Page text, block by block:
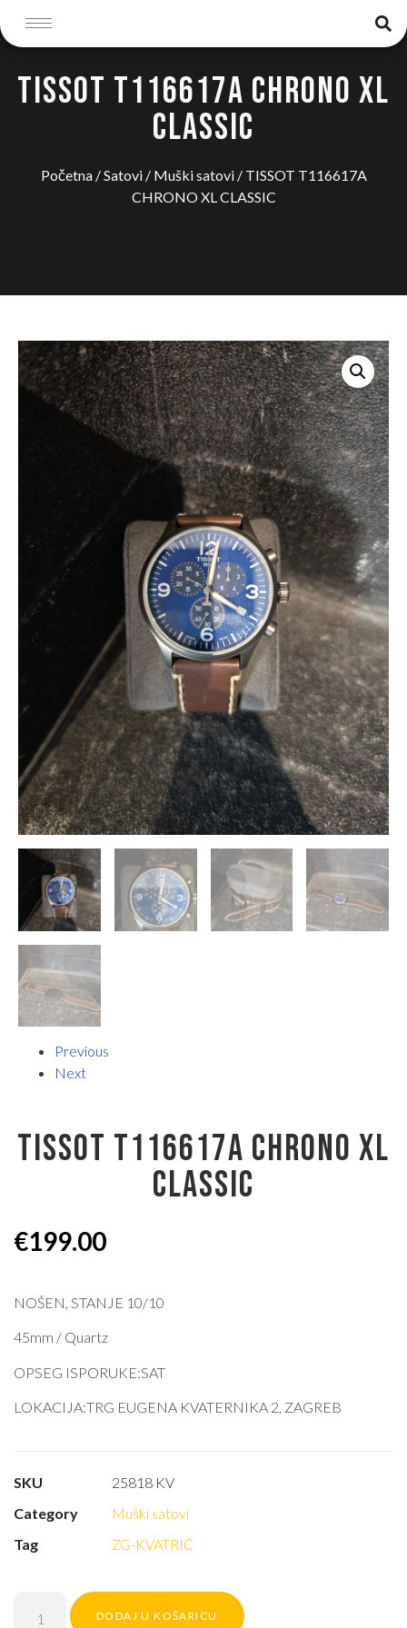
TISSOT T116617A CHRONO XL
CLASSIC
Početna/Satovi/ Muški satovi/ TISSOT T116617A
CHRONO XL CLASSIC
Previous
Next
TISSOT T116617A CHRONO XL
CLASSIC
€199.00
NOŠEN, STANJE 10/10
45mm / Quartz
OPSEG ISPORUKE:SAT
LOKACIJA:TRG EUGENA KVATERNIKA 2, ZAGREB
SKU
25818 KV
Category
Muški satovi
Tag
ZG-KVATRIĆ
DODAJ U KOŠARICU